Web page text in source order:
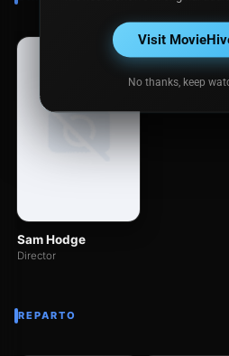
Sam Hodge
Director
REPARTO
Visit
No thanks, keep